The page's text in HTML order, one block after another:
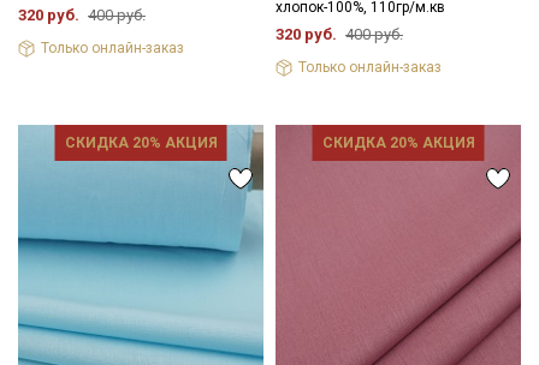
затемненном месте, не пересушивать
- гладить с изнаночной стороны
Цветопередача (тон) может отличаться от оригинального
320 руб. 400 руб.
Только онлайн-заказ
хлопок-100%, 110гр/м.кв
320 руб. 400 руб.
Только онлайн-заказ
СКИДКА 20% АКЦИЯ СКИДКА 20% АКЦИЯ